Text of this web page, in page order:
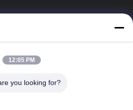
fabrikant en exporteur van
bieden wij een volledige lijn van
Producten
12:05 PM
you looking for?